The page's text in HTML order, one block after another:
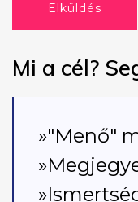
Elküldés
Mi a cél?
»"Menő"